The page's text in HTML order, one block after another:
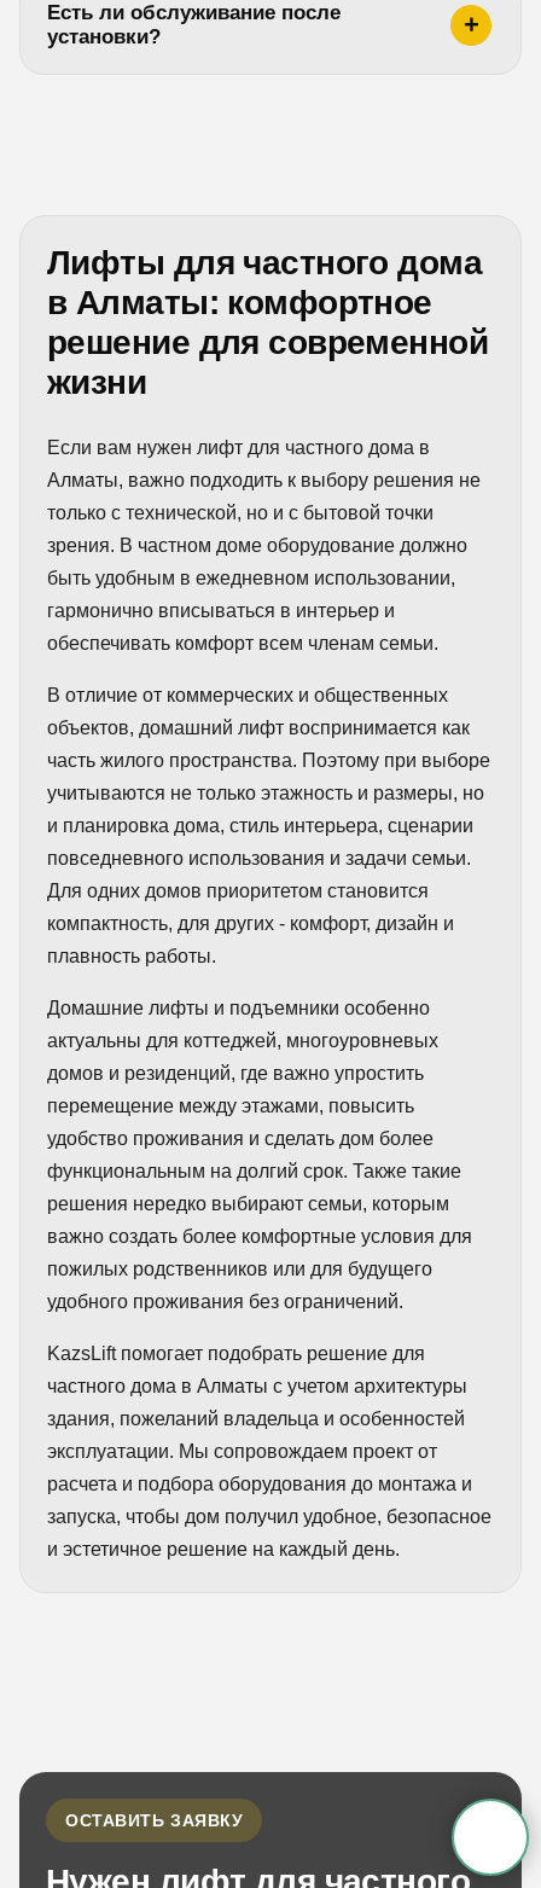
Есть ли обслуживание после
установки?
Лифты для частного дома
в Алматы: комфортное
решение для современной
жизни
Если вам нужен лифт для частного дома в
Алматы, важно подходить к выбору решения не
только с технической, но и с бытовой точки
зрения. В частном доме оборудование должно
быть удобным в ежедневном использовании,
гармонично вписываться в интерьер и
обеспечивать комфорт всем членам семьи.
В отличие от коммерческих и общественных
объектов, домашний лифт воспринимается как
часть жилого пространства. Поэтому при выборе
учитываются не только этажность и размеры, но
и планировка дома, стиль интерьера, сценарии
повседневного использования и задачи семьи.
Для одних домов приоритетом становится
компактность, для других - комфорт, дизайн и
плавность работы.
Домашние лифты и подъемники особенно
актуальны для коттеджей, многоуровневых
домов и резиденций, где важно упростить
перемещение между этажами, повысить
удобство проживания и сделать дом более
функциональным на долгий срок. Также такие
решения нередко выбирают семьи, которым
важно создать более комфортные условия для
пожилых родственников или для будущего
удобного проживания без ограничений.
KazsLift помогает подобрать решение для
частного дома в Алматы с учетом архитектуры
здания, пожеланий владельца и особенностей
эксплуатации. Мы сопровождаем проект от
расчета и подбора оборудования до монтажа и
запуска, чтобы дом получил удобное, безопасное
и эстетичное решение на каждый день.
ОСТАВИТЬ ЗАЯВКУ